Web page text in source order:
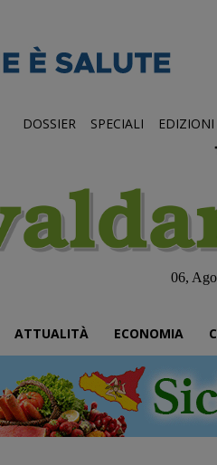
DOSSIER SPECIALI
06,
ATTUALITÀ ECONOMIA